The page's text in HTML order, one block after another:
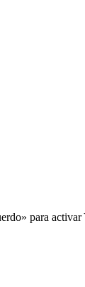
para activar